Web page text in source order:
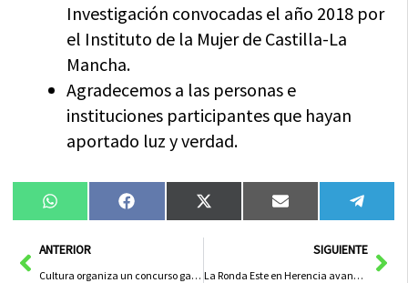
Investigación convocadas el año 2018 por
el Instituto de la Mujer de Castilla-La
Mancha.
Agradecemos a las personas e
instituciones participantes que hayan
aportado luz y verdad.
Compartir
en
WhatsAppCompartir
en
FacebookCompartir
en
X
(Twitter)
Compartir
en
Email
en
AntANTERIOR
Cultura organiza un concurso gastronómico de Semana Santa en redes sociales
SIGUIENTE
La Ronda Este en Herencia avanza con un nuevo colector para la zona del Cristo